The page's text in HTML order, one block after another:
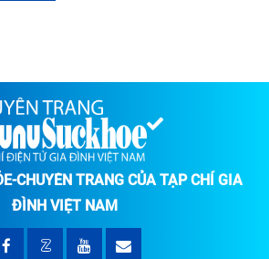
CHUYÊN TRANG CỦA TẠP CHÍ GIA
ĐÌNH VIỆT NAM